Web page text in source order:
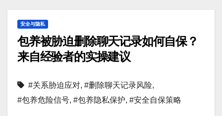
安全与隐私
包养被胁迫删除聊天记录如何自保？
来自经验者的实操建议
#关系胁迫应对, #删除聊天记录风险,
#包养危险信号, #包养隐私保护, #安全自保策略